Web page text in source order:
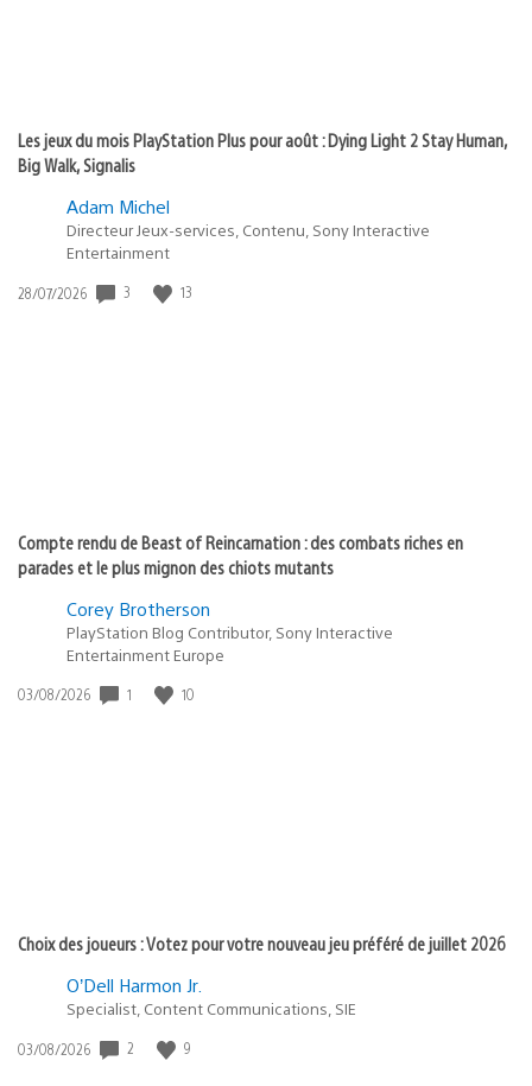
Les jeux du mois PlayStation Plus pour août : Dying Light 2 Stay Human,
Big Walk, Signalis
Adam Michel
Directeur Jeux-services, Contenu, Sony Interactive
Entertainment
Date
28/07/2026 3 13
Compte rendu de Beast of Reincarnation : des combats riches en
parades et le plus mignon des chiots mutants
Corey Brotherson
PlayStation Blog Contributor, Sony Interactive
Entertainment Europe
Date
03/08/2026 1 10
Choix des joueurs : Votez pour votre nouveau jeu préféré de juillet 2026
O’Dell Harmon Jr.
Specialist, Content Communications, SIE
Date
03/08/2026 2 9